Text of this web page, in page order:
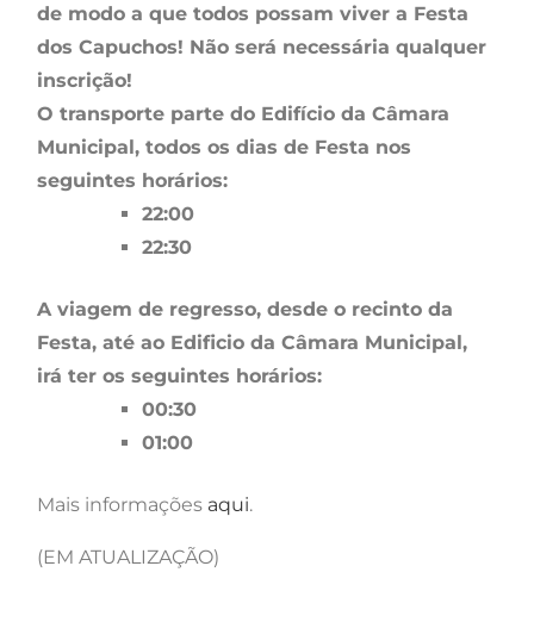
de modo a que todos possam viver a Festa
dos Capuchos! Não será necessária qualquer
inscrição!
O transporte parte do Edifício da Câmara
Municipal, todos os dias de Festa nos
seguintes horários:
22:00
22:30
A viagem de regresso, desde o recinto da
Festa, até ao Edificio da Câmara Municipal,
irá ter os seguintes horários:
00:30
01:00
Mais informações aqui.
(EM ATUALIZAÇÃO)